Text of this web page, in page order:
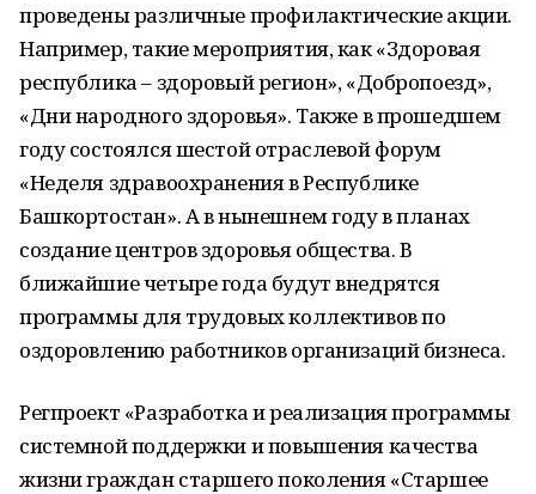
проведены различные профилактические акции.
Например, такие мероприятия, как «Здоровая
республика – здоровый регион», «Добропоезд»,
«Дни народного здоровья». Также в прошедшем
году состоялся шестой отраслевой форум
«Неделя здравоохранения в Республике
Башкортостан». А в нынешнем году в планах
создание центров здоровья общества. В
ближайшие четыре года будут внедрятся
программы для трудовых коллективов по
оздоровлению работников организаций бизнеса.
Регпроект «Разработка и реализация программы
системной поддержки и повышения качества
жизни граждан старшего поколения «Старшее